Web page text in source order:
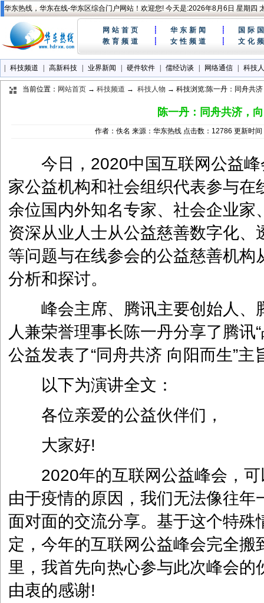
华东热线，华东在线-华东区综合门户网站！欢迎您! 今天是:2026年8月6日 星期四
网站首页 ┊ 华东新闻 ┊
国际
教育频道
┊ 女性频道 ┊ 文化
科技频道 高新科技 业界新闻 硬件软件 儒经访谈 网络通信 科技
当前位置： 网站首页 → 科技频道 → 科技人物 → 科技浏览:陈一丹：同舟共
陈一丹：同舟共济，
作者：佚名 来源：华东热线 点击数：12786 更新时
今日，2020中国互联网公益峰
家公益机构和社会组织代表参与在
余位国内外知名专家、社会企业家
资深从业人士从公益慈善数字化、
等问题与在线参会的公益慈善机构
分析和探讨。
峰会主席、腾讯主要创始人、
人兼荣誉理事长陈一丹分享了腾讯
公益发表了“同舟共济 向阳而生”主
以下为演讲全文：
各位亲爱的公益伙伴们，
大家好!
2020年的互联网公益峰会，可
由于疫情的原因，我们无法像往年
面对面的交流分享。基于这个特殊
定，今年的互联网公益峰会完全搬
里，我首先向热心参与此次峰会
由衷的感谢!